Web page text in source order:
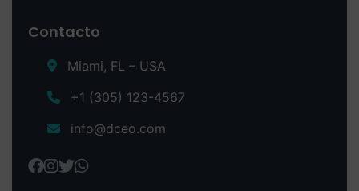
Contacto
Miami, FL – USA
+1 (305) 123-4567
info@dceo.com